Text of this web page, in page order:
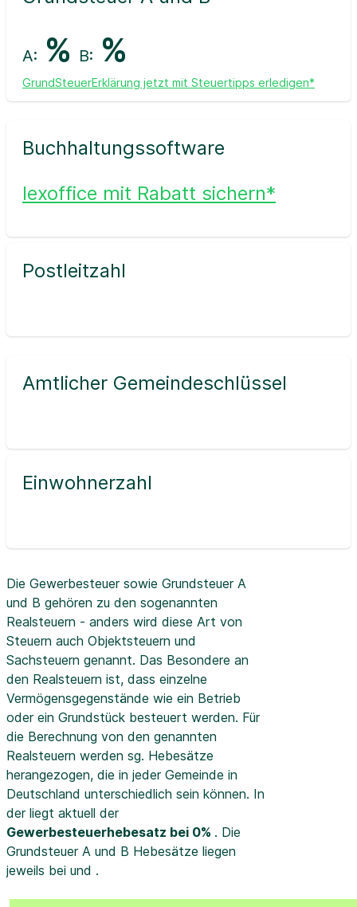
A: % B: %
GrundSteuerErklärung jetzt mit Steuertipps erledigen*
Buchhaltungssoftware
lexoffice mit Rabatt sichern*
Postleitzahl
Amtlicher Gemeindeschlüssel
Einwohnerzahl
Die Gewerbesteuer sowie Grundsteuer A
und B gehören zu den sogenannten
Realsteuern - anders wird diese Art von
Steuern auch Objektsteuern und
Sachsteuern genannt. Das Besondere an
den Realsteuern ist, dass einzelne
Vermögensgegenstände wie ein Betrieb
oder ein Grundstück besteuert werden. Für
die Berechnung von den genannten
Realsteuern werden sg. Hebesätze
herangezogen, die in jeder Gemeinde in
Deutschland unterschiedlich sein können. In
der liegt aktuell der
Gewerbesteuerhebesatz bei 0% . Die
Grundsteuer A und B Hebesätze liegen
jeweils bei und .